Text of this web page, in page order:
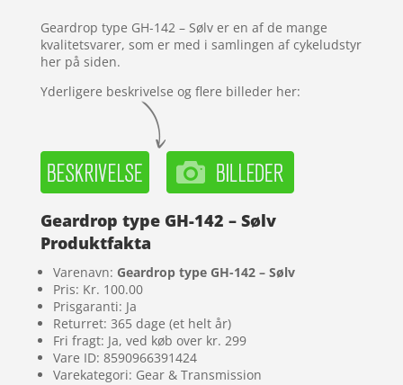
Geardrop type GH-142 – Sølv er en af de mange
kvalitetsvarer, som er med i samlingen af cykeludstyr
her på siden.
Yderligere beskrivelse og flere billeder her:
Geardrop type GH-142 – Sølv
Produktfakta
Varenavn: Geardrop type GH-142 – Sølv
Pris: Kr. 100.00
Prisgaranti: Ja
Returret: 365 dage (et helt år)
Fri fragt: Ja, ved køb over kr. 299
Vare ID: 8590966391424
Varekategori: Gear & Transmission